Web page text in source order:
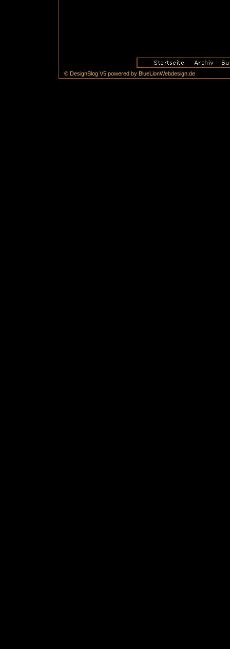
© DesignBlog V5 powered by BlueLionWebdesign.de